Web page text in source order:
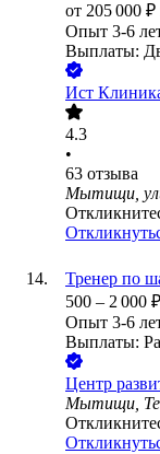
от 205 000 ₽
Опыт 3-6
Выплаты:
Ист
4.3
•
63 отзыва
Мытищи,
Тренер по
500 – 2 000 ₽
Опыт 3-6
Выплаты:
Центр
Мытищи,